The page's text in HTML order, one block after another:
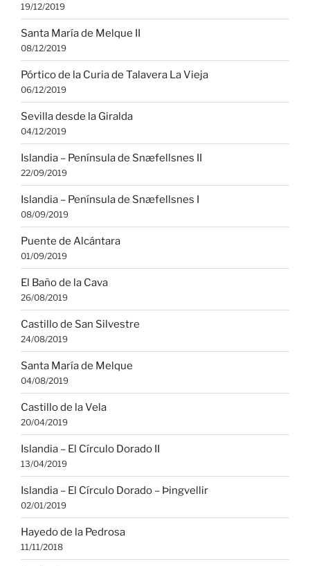
19/12/2019
Santa María de Melque II
08/12/2019
Pórtico de la Curia de Talavera La Vieja
06/12/2019
Sevilla desde la Giralda
04/12/2019
Islandia – Península de Snæfellsnes II
22/09/2019
Islandia – Península de Snæfellsnes I
08/09/2019
Puente de Alcántara
01/09/2019
El Baño de la Cava
26/08/2019
Castillo de San Silvestre
24/08/2019
Santa María de Melque
04/08/2019
Castillo de la Vela
20/04/2019
Islandia – El Círculo Dorado II
13/04/2019
Islandia – El Círculo Dorado – Þingvellir
02/01/2019
Hayedo de la Pedrosa
11/11/2018